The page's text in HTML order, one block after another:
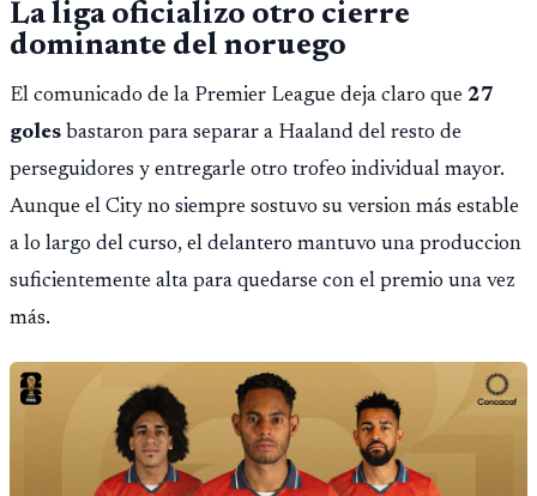
La liga oficializo otro cierre
dominante del noruego
El comunicado de la Premier League deja claro que 27
goles bastaron para separar a Haaland del resto de
perseguidores y entregarle otro trofeo individual mayor.
Aunque el City no siempre sostuvo su version más estable
a lo largo del curso, el delantero mantuvo una produccion
suficientemente alta para quedarse con el premio una vez
más.